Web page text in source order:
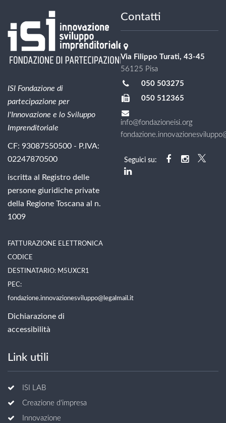
ISI Fondazione di
partecipazione per
l'Innovazione e lo Sviluppo
Imprenditoriale
CF: 93087550500 - P.IVA:
02247870500
iscritta al Registro delle
persone giuridiche private
della Regione Toscana al n.
1009
FATTURAZIONE ELETTRONICA
CODICE
DESTINATARIO: M5UXCR1
PEC:
fondazione.innovazionesviluppo@legalmail.it
Dichiarazione di
accessibilità
Contatti
Via Filippo Turati, 43-45
56125 Pisa
050 503275
050 512365
info@fondazioneisi.org
Seguici su:
Link utili
ISI LAB
Creazione d'impresa
Innovazione